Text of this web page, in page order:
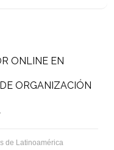
ONLINE EN
ORGANIZACIÓN
de Latinoamérica